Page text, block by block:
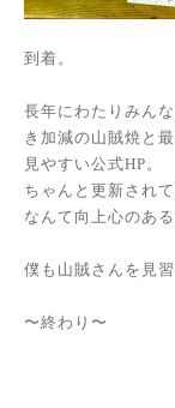
到着。
長年にわたりみん
き加減の山賊焼と
見やすい公式HP。
ちゃんと更新され
なんて向上心のあ
僕も山賊さんを見
〜終わり〜